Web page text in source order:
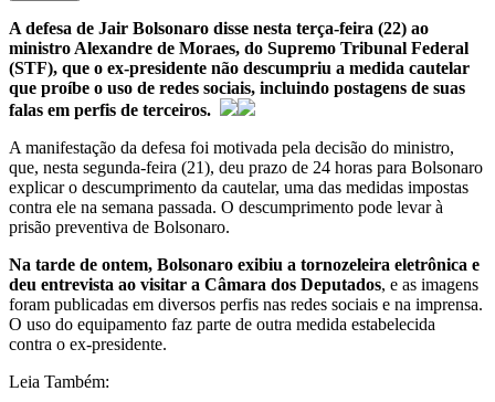
A defesa de Jair Bolsonaro disse nesta terça-feira (22) ao
ministro Alexandre de Moraes, do Supremo Tribunal Federal
(STF), que o ex-presidente não descumpriu a medida cautelar
que proíbe o uso de redes sociais, incluindo postagens de suas
falas em perfis de terceiros.
A manifestação da defesa foi motivada pela decisão do ministro,
que, nesta segunda-feira (21), deu prazo de 24 horas para Bolsonaro
explicar o descumprimento da cautelar, uma das medidas impostas
contra ele na semana passada. O descumprimento pode levar à
prisão preventiva de Bolsonaro.
Na tarde de ontem, Bolsonaro exibiu a tornozeleira eletrônica e
deu entrevista ao visitar a Câmara dos Deputados, e as imagens
foram publicadas em diversos perfis nas redes sociais e na imprensa.
O uso do equipamento faz parte de outra medida estabelecida
contra o ex-presidente.
Leia Também: